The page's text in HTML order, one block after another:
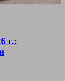
г.: